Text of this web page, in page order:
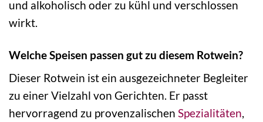
und alkoholisch oder zu kühl und verschlossen
wirkt.
Welche Speisen passen gut zu diesem Rotwein?
Dieser Rotwein ist ein ausgezeichneter Begleiter
zu einer Vielzahl von Gerichten. Er passt
hervorragend zu provenzalischen Spezialitäten,